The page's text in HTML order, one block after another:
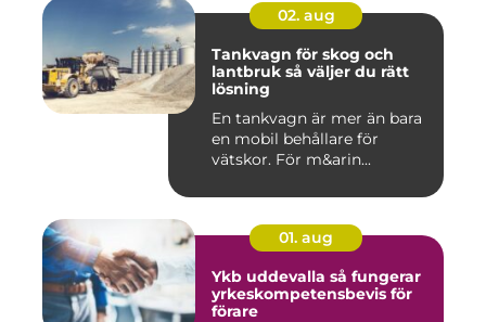
02. aug
Tankvagn för skog och
lantbruk så väljer du rätt
lösning
En tankvagn är mer än bara
en mobil behållare för
vätskor. För m&arin...
01. aug
Ykb uddevalla så fungerar
yrkeskompetensbevis för
förare